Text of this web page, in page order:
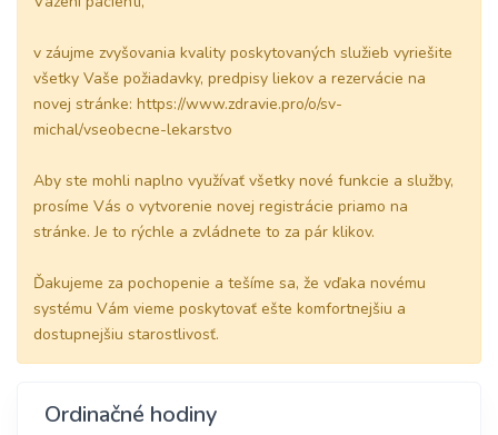
v záujme zvyšovania kvality poskytovaných služieb vyriešite
všetky Vaše požiadavky, predpisy liekov a rezervácie na
novej stránke: https://www.zdravie.pro/o/sv-
michal/vseobecne-lekarstvo
Aby ste mohli naplno využívať všetky nové funkcie a služby,
prosíme Vás o vytvorenie novej registrácie priamo na
stránke. Je to rýchle a zvládnete to za pár klikov.
Ďakujeme za pochopenie a tešíme sa, že vďaka novému
systému Vám vieme poskytovať ešte komfortnejšiu a
dostupnejšiu starostlivosť.
Ordinačné hodiny